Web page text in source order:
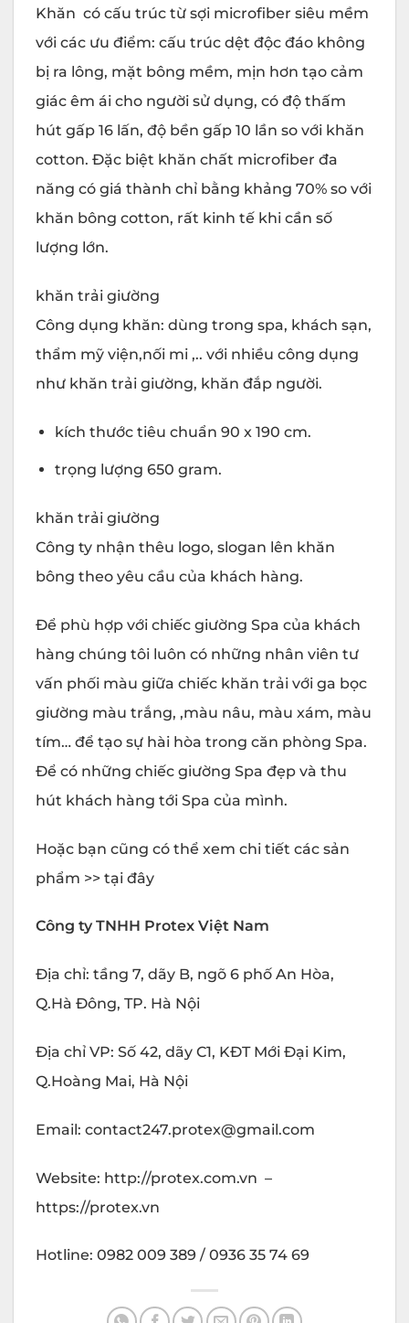
Khăn có cấu trúc từ sợi microfiber siêu mềm
với các ưu điểm: cấu trúc dệt độc đáo không
bị ra lông, mặt bông mềm, mịn hơn tạo cảm
giác êm ái cho người sử dụng, có độ thấm
hút gấp 16 lấn, độ bền gấp 10 lần so với khăn
cotton. Đặc biệt khăn chất microfiber đa
năng có giá thành chỉ bằng khảng 70% so với
khăn bông cotton, rất kinh tế khi cần số
lượng lớn.
khăn trải giường
Công dụng khăn: dùng trong spa, khách sạn,
thẩm mỹ viện,nối mi ,.. với nhiều công dụng
như khăn trải giường, khăn đắp người.
kích thước tiêu chuẩn 90 x 190 cm.
trọng lượng 650 gram.
khăn trải giường
Công ty nhận thêu logo, slogan lên khăn
bông theo yêu cầu của khách hàng.
Để phù hợp với chiếc giường Spa của khách
hàng chúng tôi luôn có những nhân viên tư
vấn phối màu giữa chiếc khăn trải với ga bọc
giường màu trắng, ,màu nâu, màu xám, màu
tím… để tạo sự hài hòa trong căn phòng Spa.
Để có những chiếc giường Spa đẹp và thu
hút khách hàng tới Spa của mình.
Hoặc bạn cũng có thể xem chi tiết các sản
phẩm >> tại đây
Công ty TNHH Protex Việt Nam
Địa chỉ: tầng 7, dãy B, ngõ 6 phố An Hòa,
Q.Hà Đông, TP. Hà Nội
Địa chỉ VP: Số 42, dãy C1, KĐT Mới Đại Kim,
Q.Hoàng Mai, Hà Nội
Email: contact247.protex@gmail.com
Website: http://protex.com.vn –
https://protex.vn
Hotline: 0982 009 389 / 0936 35 74 69